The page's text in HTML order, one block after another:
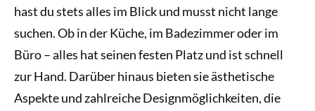
hast du stets alles im Blick und musst nicht lange
suchen. Ob in der Küche, im Badezimmer oder im
Büro – alles hat seinen festen Platz und ist schnell
zur Hand. Darüber hinaus bieten sie ästhetische
Aspekte und zahlreiche Designmöglichkeiten, die